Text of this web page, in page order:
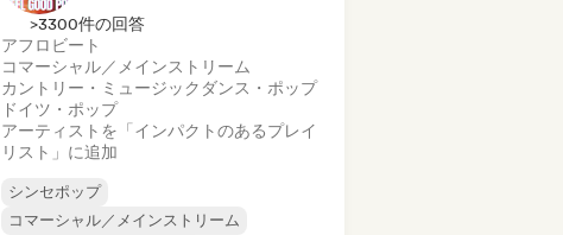
>3300件の回答
アフロビート
コマーシャル／メインストリーム
カントリー・ミュージック ダンス・ポップ
ドイツ・ポップ
アーティストを「インパクトのあるプレイ
リスト」に追加
シンセポップ
コマーシャル／メインストリーム